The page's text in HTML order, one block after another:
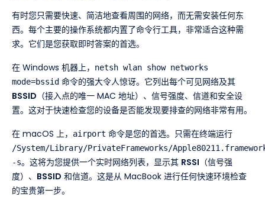
有时您只需要快速、简洁地查看周围的网络，而无需安装任何东
西。每个主要的操作系统都内置了命令行工具，非常适合这种需
求。它们是您获取即时答案的首选。
在 Windows 机器上，
netsh wlan show networks
mode=bssid 命令的强大令人惊讶。它列出每个可见网络及其
BSSID （接入点的唯一 MAC 地址）、信号强度、信道和安全设
置。这对于快速检查您的设备是否能发现要排查的网络非常有用。
在 macOS 上，
airport 命令是您的首选。只需在终端运行
/System/Library/PrivateFrameworks/
-s。这将为您提供一个实时网络列表，显示其 RSSI （信号强
度）、 BSSID 和信道。这是从 MacBook 进行任何快速环境检查
的宝贵第一步。